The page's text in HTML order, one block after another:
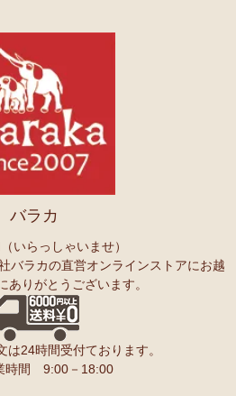
バラカ
いらっしゃいませ）
バラカの直営オンラインストアにお越
ありがとうございます。
は24時間受付ております。
時間 9:00－18:00